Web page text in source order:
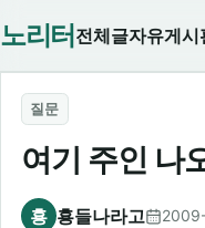
노리터 전체글자유게시
질문
여기 주인 나
횽 횽들나라고